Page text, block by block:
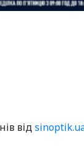
від